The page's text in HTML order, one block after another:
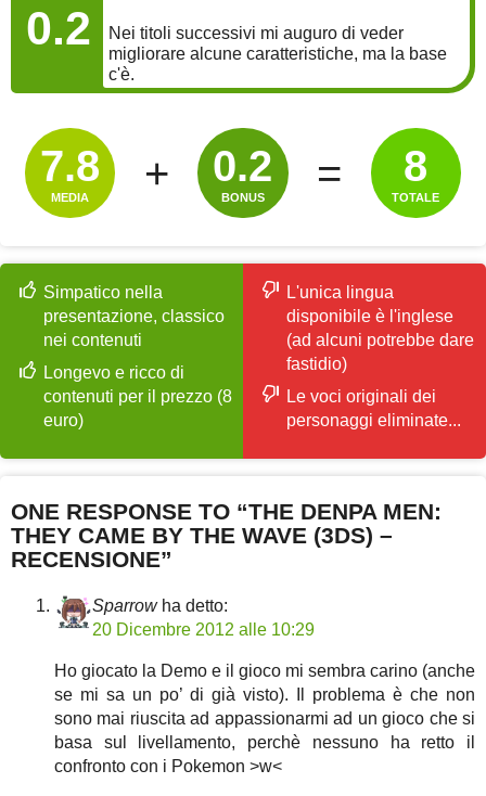
0.2
Nei titoli successivi mi auguro di veder
migliorare alcune caratteristiche, ma la base
c'è.
7.8
MEDIA
+ 0.2
BONUS
= 8
TOTALE
Simpatico nella
presentazione, classico
nei contenuti
Longevo e ricco di
contenuti per il prezzo (8
euro)
L'unica lingua
disponibile è l'inglese
(ad alcuni potrebbe dare
fastidio)
Le voci originali dei
personaggi eliminate...
ONE RESPONSE TO “THE DENPA MEN:
THEY CAME BY THE WAVE (3DS) –
RECENSIONE”
Sparrow ha detto:
20 Dicembre 2012 alle 10:29
Ho giocato la Demo e il gioco mi sembra carino (anche
se mi sa un po’ di già visto). Il problema è che non
sono mai riuscita ad appassionarmi ad un gioco che si
basa sul livellamento, perchè nessuno ha retto il
confronto con i Pokemon >w<